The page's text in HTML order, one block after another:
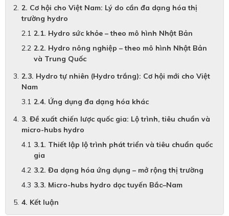
2. Cơ hội cho Việt Nam: Lý do cần đa dạng hóa thị
trường hydro
2.1. Hydro sức khỏe – theo mô hình Nhật Bản
2.2. Hydro nông nghiệp – theo mô hình Nhật Bản
và Trung Quốc
2.3. Hydro tự nhiên (Hydro trắng): Cơ hội mới cho Việt
Nam
2.4. Ứng dụng đa dạng hóa khác
3. Đề xuất chiến lược quốc gia: Lộ trình, tiêu chuẩn và
micro-hubs hydro
3.1. Thiết lập lộ trình phát triển và tiêu chuẩn quốc
gia
3.2. Đa dạng hóa ứng dụng – mở rộng thị trường
3.3. Micro-hubs hydro dọc tuyến Bắc–Nam
4. Kết luận